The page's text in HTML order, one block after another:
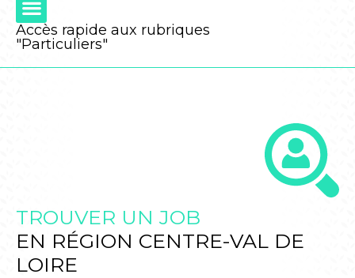
Accès rapide aux rubriques
"Particuliers"
TROUVER UN JOB
EN RÉGION CENTRE-VAL DE
LOIRE